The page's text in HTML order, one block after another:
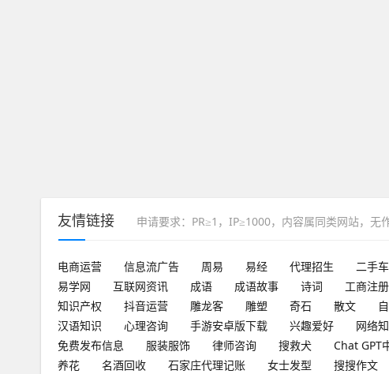
友情链接 申请要求：PR≥1，IP≥1000，内容属同类网站，无
电商运营 信息流广告 周易 易经 代理招生 二手车
易学网
互联网资讯 成语 成语故事 诗词 工商注册
知识产权
抖音运营 雕龙客 雕塑 奇石 散文
汉语知识
心理咨询 手游安卓版下载 兴趣爱好 网络
免费发布信息
服装服饰 律师咨询 搜救犬 Chat GPT
养花
名酒回收 石家庄代理记账 女士发型 搜搜作文